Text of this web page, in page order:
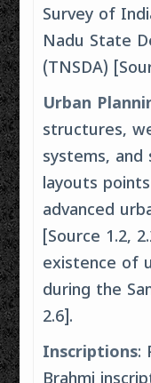
Survey of
Nadu State
(TNSDA)
Urban
structures,
systems, and
layouts
advanced
[Source 1.2,
existence of
during the
2.6].
Inscriptions: